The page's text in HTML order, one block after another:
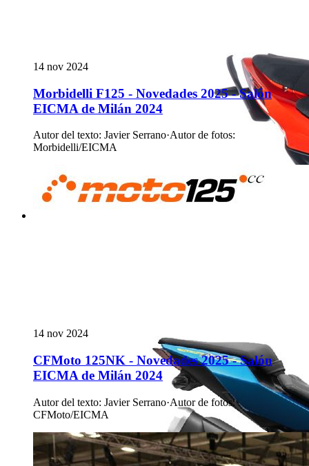
14 nov 2024
Morbidelli F125 - Novedades 2025 - Salón
EICMA de Milán 2024
Autor del texto: Javier Serrano·Autor de fotos:
Morbidelli/EICMA
14 nov 2024
CFMoto 125NK - Novedades 2025 - Salón
EICMA de Milán 2024
Autor del texto: Javier Serrano·Autor de fotos:
CFMoto/EICMA